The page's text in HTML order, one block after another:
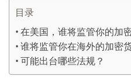
目录
在美国，谁将监管你的加
谁将监管你在海外的加密
可能出台哪些法规？